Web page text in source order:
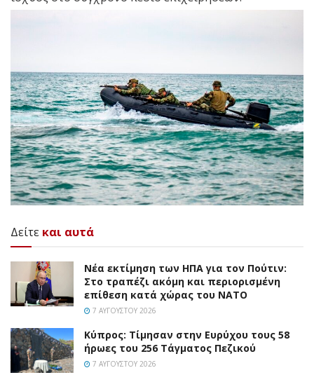
Δείτε και αυτά
Νέα εκτίμηση των ΗΠΑ για τον Πούτιν:
Στο τραπέζι ακόμη και περιορισμένη
επίθεση κατά χώρας του ΝΑΤΟ
7 ΑΥΓΟΎΣΤΟΥ 2026
Κύπρος: Τίμησαν στην Ευρύχου τους 58
ήρωες του 256 Τάγματος Πεζικού
7 ΑΥΓΟΎΣΤΟΥ 2026